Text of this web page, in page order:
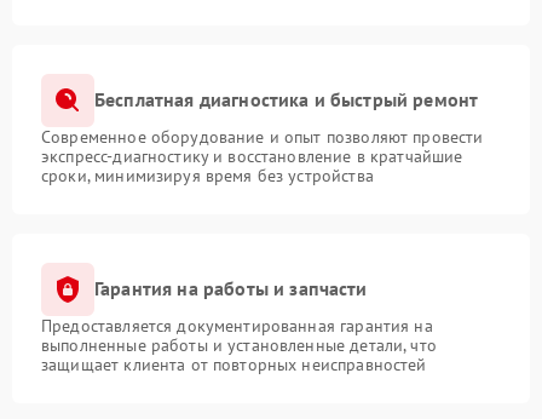
Бесплатная диагностика и быстрый ремонт
Современное оборудование и опыт позволяют провести
экспресс-диагностику и восстановление в кратчайшие
сроки, минимизируя время без устройства
Гарантия на работы и запчасти
Предоставляется документированная гарантия на
выполненные работы и установленные детали, что
защищает клиента от повторных неисправностей